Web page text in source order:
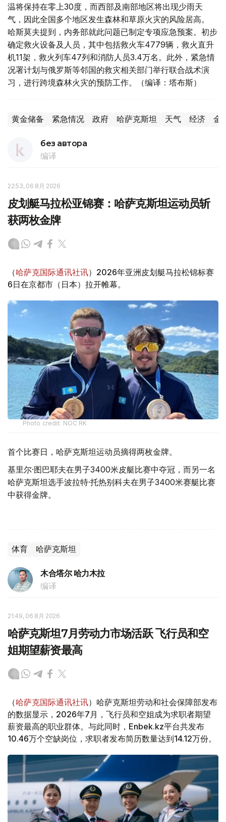
温将保持在零上30度，而西部及南部地区将出现少雨天
气，因此全国多个地区发生森林和草原火灾的风险居高。
哈斯莫夫提到，内务部就此问题已制定专项应急预案。初步
确定救火设备及人员，其中包括救火车4779辆，救火直升
机11架，救火列车47列和消防人员3.4万名。此外，紧急情
况署计划与俄罗斯等邻国的救灾相关部门举行联合战术演
习，进行跨境森林火灾的预防工作。（编译：塔布斯）
黄金储备 紧急情况 政府 哈萨克斯坦 天气 经济 金
без автора
编译
22:53, 06 8月 2026
皮划艇马拉松亚锦赛：哈萨克斯坦运动员斩
获两枚金牌
（哈萨克国际通讯社讯）2026年亚洲皮划艇马拉松锦标赛
6日在京都市（日本）拉开帷幕。
Photo credit: NOC RK
首个比赛日，哈萨克斯坦运动员摘得两枚金牌。
基里尔·图巴耶夫在男子3400米皮艇比赛中夺冠，而另一名
哈萨克斯坦选手波拉特·托热别科夫在男子3400米赛艇比赛
中获得金牌。
体育 哈萨克斯坦
木合塔尔 哈力木拉
编译
21:49, 06 8月 2026
哈萨克斯坦7月劳动力市场活跃 飞行员和空
姐期望薪资最高
（哈萨克国际通讯社讯）哈萨克斯坦劳动和社会保障部发布
的数据显示，2026年7月，飞行员和空姐成为求职者期望
薪资最高的职业群体。与此同时，Enbek.kz平台共发布
10.46万个空缺岗位，求职者发布简历数量达到14.12万份。